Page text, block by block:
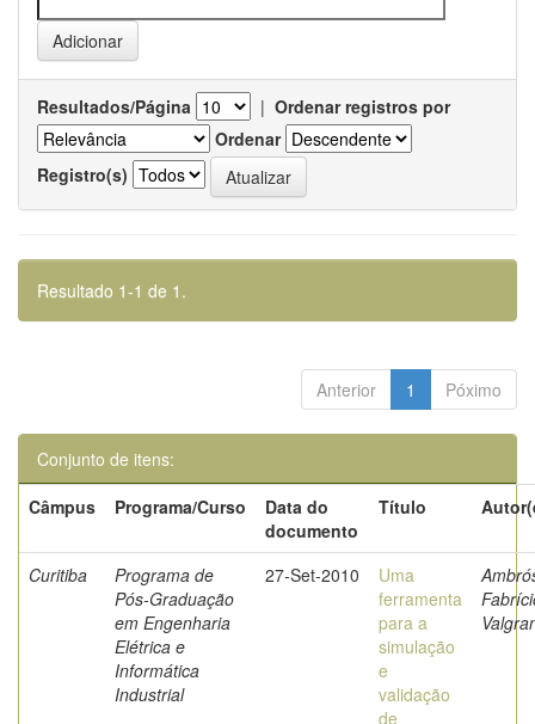
Resultados/Página | Ordenar registros por
Ordenar
Registro(s)
Resultado 1-1 de 1.
Anterior 1 Póximo
Conjunto de itens:
Câmpus
Programa/Curso
Data do
documento
Título
Curitiba
Programa de
Pós-Graduação
em Engenharia
Elétrica e
Informática
Industrial
27-Set-2010
Uma
ferramenta
para a
simulação
e
validação
de